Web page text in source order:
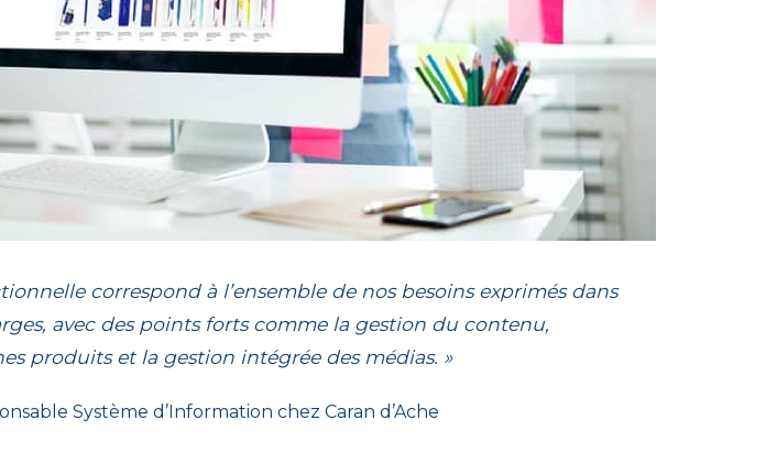
correspond à l’ensemble de nos besoins exprimés dans
avec des points forts comme la gestion du contenu,
produits et la gestion intégrée des médias. »
Système d’Information chez Caran d’Ache